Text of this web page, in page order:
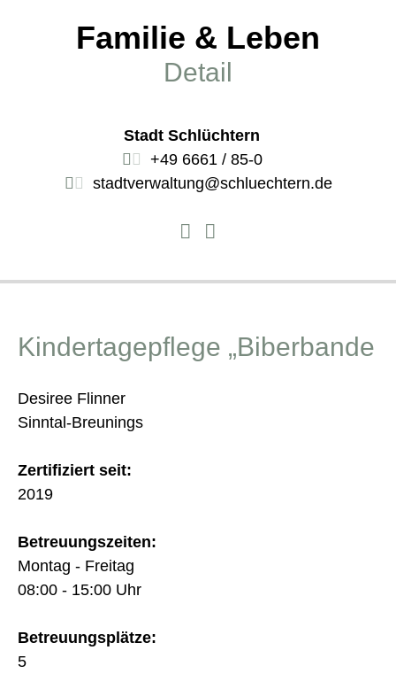
Familie & Leben
Detail
Stadt Schlüchtern
+49 6661 / 85-0
stadtverwaltung@schluechtern.de
Kindertagepflege „Biberbande
Desiree Flinner
Sinntal-Breunings
Zertifiziert seit:
2019
Betreuungszeiten:
Montag - Freitag
08:00 - 15:00 Uhr
Betreuungsplätze:
5